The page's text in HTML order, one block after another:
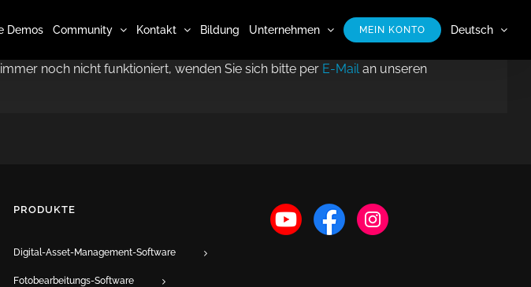
Demos Community Kontakt Bildung Unternehmen MEIN KONTO Deutsch
noch nicht funktioniert, wenden Sie sich bitte per E-Mailan unseren
PRODUKTE
Digital-Asset-Management-Software
Fotobearbeitungs-Software